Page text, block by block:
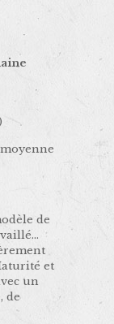
moyenne
de
et
un
de